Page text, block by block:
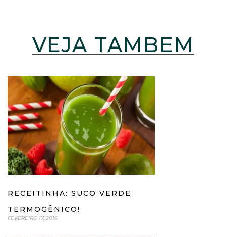
VEJA TAMBÉM
RECEITINHA: SUCO VERDE
TERMOGÊNICO!
FEVEREIRO 17, 2016